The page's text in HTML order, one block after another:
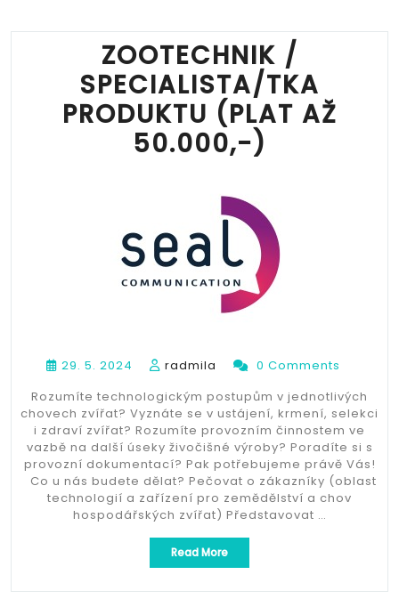
ZOOTECHNIK /
SPECIALISTA/TKA
PRODUKTU (PLAT AŽ
50.000,-)
29. 5. 2024 radmila
0 Comments
Rozumíte technologickým postupům v jednotlivých
chovech zvířat? Vyznáte se v ustájení, krmení, selekci
i zdraví zvířat? Rozumíte provozním činnostem ve
vazbě na další úseky živočišné výroby? Poradíte si s
provozní dokumentací? Pak potřebujeme právě Vás!
Co u nás budete dělat? Pečovat o zákazníky (oblast
technologií a zařízení pro zemědělství a chov
hospodářských zvířat) Představovat …
Read More„ZOOTECHNIK
/